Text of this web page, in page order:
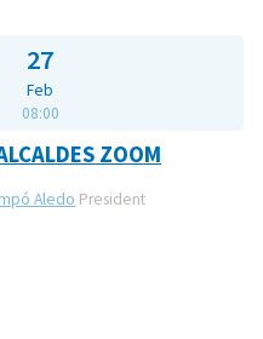
27
Feb
08:00
ZOOM
Aledo President